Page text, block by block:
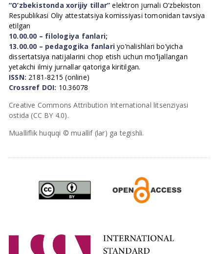
“O’zbekistonda xorijiy tillar” elektron jurnali O’zbekiston
Respublikasi Oliy attestatsiya komissiyasi tomonidan tavsiya
etilgan
10.00.00 – filologiya fanlari;
13.00.00 – pedagogika fanlari yo’nalishlari bo’yicha
dissertatsiya natijalarini chop etish uchun mo’ljallangan
yetakchi ilmiy jurnallar qatoriga kiritilgan.
ISSN: 2181-8215 (online)
Crossref DOI: 10.36078
Creative Commons Attribution International litsenziyasi
ostida (CC BY 4.0).
Mualliflik huquqi © muallif (lar) ga tegishli.